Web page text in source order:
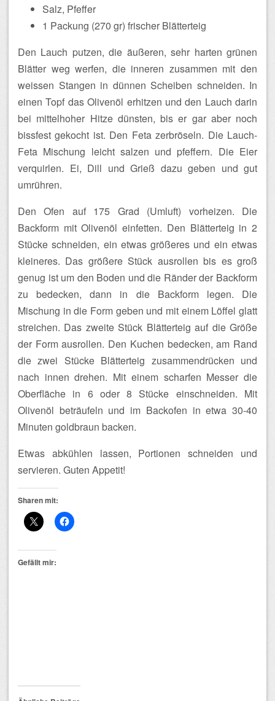
Salz, Pfeffer
1 Packung (270 gr) frischer Blätterteig
Den Lauch putzen, die äußeren, sehr harten grünen
Blätter weg werfen, die inneren zusammen mit den
weissen Stangen in dünnen Scheiben schneiden. In
einen Topf das Olivenöl erhitzen und den Lauch darin
bei mittelhoher Hitze dünsten, bis er gar aber noch
bissfest gekocht ist. Den Feta zerbröseln. Die Lauch-
Feta Mischung leicht salzen und pfeffern. Die Eier
verquirlen. Ei, Dill und Grieß dazu geben und gut
umrühren.
Den Ofen auf 175 Grad (Umluft) vorheizen. Die
Backform mit Olivenöl einfetten. Den Blätterteig in 2
Stücke schneiden, ein etwas größeres und ein etwas
kleineres. Das größere Stück ausrollen bis es groß
genug ist um den Boden und die Ränder der Backform
zu bedecken, dann in die Backform legen. Die
Mischung in die Form geben und mit einem Löffel glatt
streichen. Das zweite Stück Blätterteig auf die Größe
der Form ausrollen. Den Kuchen bedecken, am Rand
die zwei Stücke Blätterteig zusammendrücken und
nach innen drehen. Mit einem scharfen Messer die
Oberfläche in 6 oder 8 Stücke einschneiden. Mit
Olivenöl beträufeln und im Backofen in etwa 30-40
Minuten goldbraun backen.
Etwas abkühlen lassen, Portionen schneiden und
servieren. Guten Appetit!
Sharen mit:
Gefällt mir: